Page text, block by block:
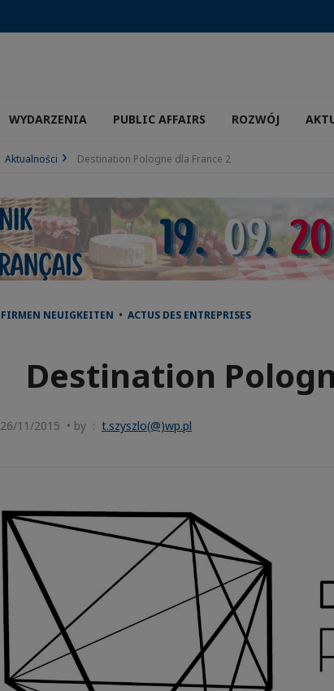
WYDARZENIA PUBLIC AFFAIRS ROZWÓJ
Aktualności Destination Pologne dla France 2
FIRMEN NEUIGKEITEN • ACTUS DES ENTREPRISES
Destination
26/11/2015 • by : t.szyszlo(@)wp.pl